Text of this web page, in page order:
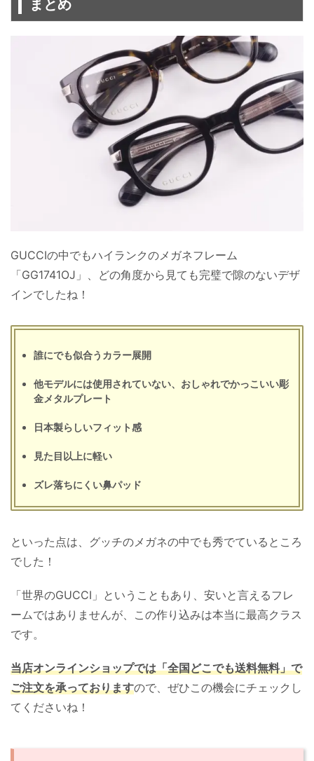
まとめ
GUCCIの中でもハイランクのメガネフレーム
「GG1741OJ」、どの角度から見ても完璧で隙のないデザ
インでしたね！
誰にでも似合うカラー展開
他モデルには使用されていない、おしゃれでかっこいい彫
金メタルプレート
日本製らしいフィット感
見た目以上に軽い
ズレ落ちにくい鼻パッド
といった点は、グッチのメガネの中でも秀でているところ
でした！
「世界のGUCCI」ということもあり、安いと言えるフレ
ームではありませんが、この作り込みは本当に最高クラス
です。
当店オンラインショップでは「全国どこでも送料無料」で
ご注文を承っておりますので、ぜひこの機会にチェックし
てくださいね！